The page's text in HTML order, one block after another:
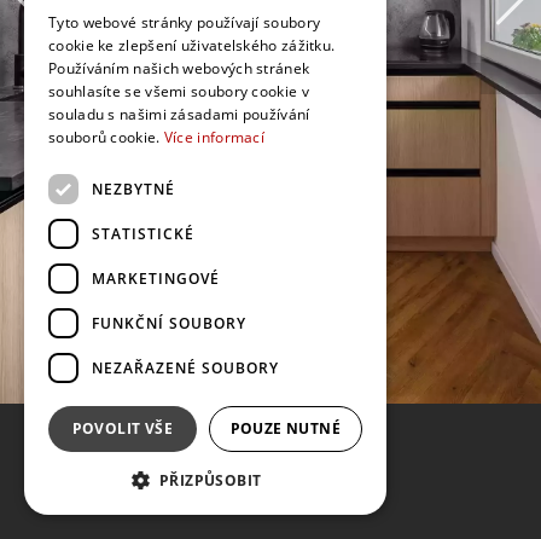
Tyto webové stránky používají soubory
cookie ke zlepšení uživatelského zážitku.
Používáním našich webových stránek
souhlasíte se všemi soubory cookie v
souladu s našimi zásadami používání
souborů cookie. Více informací
NEZBYTNÉ
STATISTICKÉ
MARKETINGOVÉ
FUNKČNÍ SOUBORY
NEZAŘAZENÉ SOUBORY
POVOLIT VŠE POUZE NUTNÉ
PŘIZPŮSOBIT